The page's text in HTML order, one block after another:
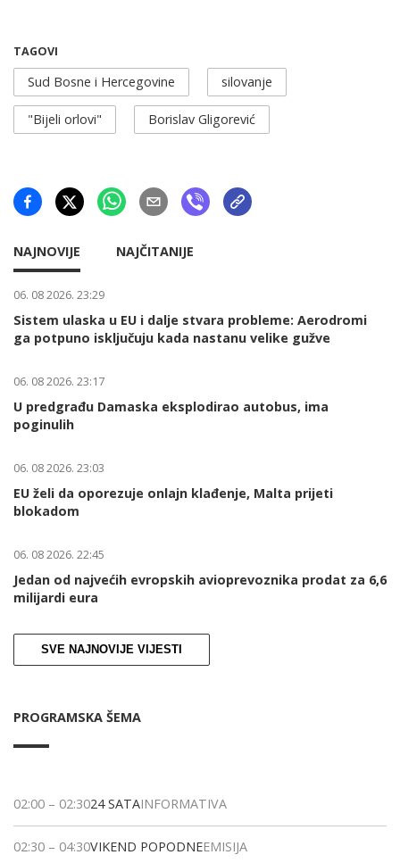
TAGOVI
Sud Bosne i Hercegovine silovanje
"Bijeli orlovi" Borislav Gligorević
NAJNOVIJE NAJČITANIJE
06. 08 2026. 23:29
Sistem ulaska u EU i dalje stvara probleme: Aerodromi
ga potpuno isključuju kada nastanu velike gužve
06. 08 2026. 23:17
U predgrađu Damaska eksplodirao autobus, ima
poginulih
06. 08 2026. 23:03
EU želi da oporezuje onlajn klađenje, Malta prijeti
blokadom
06. 08 2026. 22:45
Jedan od najvećih evropskih avioprevoznika prodat za 6,6
milijardi eura
SVE NAJNOVIJE VIJESTI
PROGRAMSKA ŠEMA
02:00 – 02:3024 SATAINFORMATIVA
02:30 – 04:30VIKEND POPODNEEMISIJA